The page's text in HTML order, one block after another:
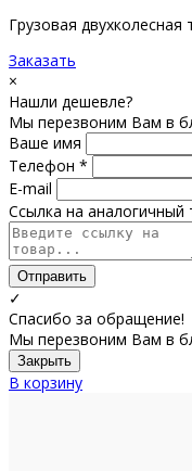
Грузовая
Заказать
×
Нашли дешевле?
Мы перезвоним Вам в
Ваше имя
Телефон *
E-mail
Ссылка на аналогичный
Отправить
✓
Спасибо за обращение!
Мы перезвоним Вам в
Закрыть
В корзину